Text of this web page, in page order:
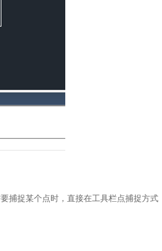
捕捉某个点时，直接在工具栏点捕捉方式